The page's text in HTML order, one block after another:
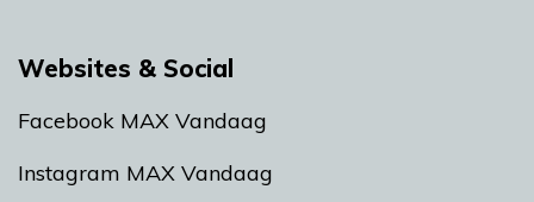
Websites & Social
Facebook MAX Vandaag
Instagram MAX Vandaag